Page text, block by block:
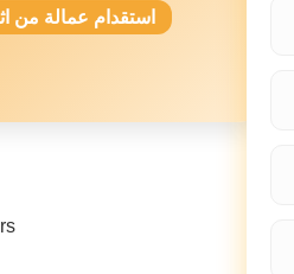
استقدام عمالة من